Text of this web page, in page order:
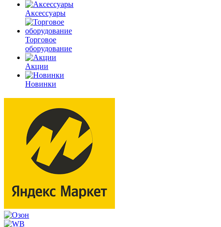
Аксессуары
Торговое
оборудование
Акции
Новинки